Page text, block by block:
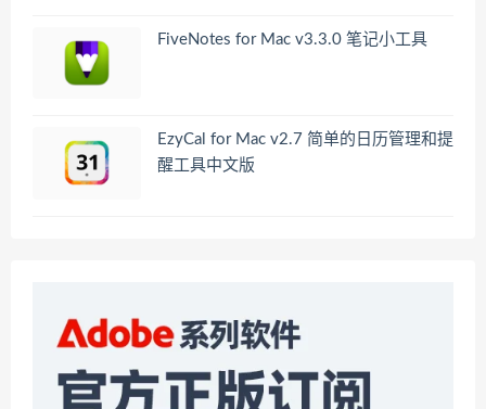
FiveNotes for Mac v3.3.0 笔记小工具
EzyCal for Mac v2.7 简单的日历管理和提
醒工具中文版